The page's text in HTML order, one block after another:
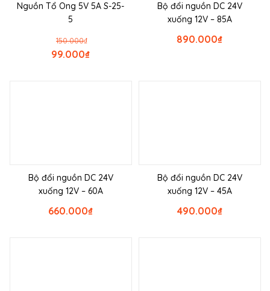
Nguồn Tổ Ong 5V 5A S-25-
5
₫
150.000
₫
99.000
Bộ đổi nguồn DC 24V
xuống 12V – 85A
₫
890.000
Bộ đổi nguồn DC 24V
xuống 12V – 60A
₫
660.000
Bộ đổi nguồn DC 24V
xuống 12V – 45A
₫
490.000